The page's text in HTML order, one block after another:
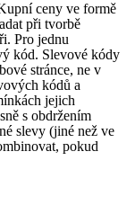
ceny ve formě
při tvorbě
Pro jednu
kód. Slevové kódy
stránce, ne v
kódů a
jejich
s obdržením
slevy (jiné než ve
pokud